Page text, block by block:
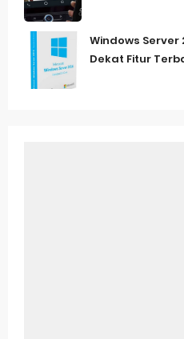
Windows Server
Dekat Fitur